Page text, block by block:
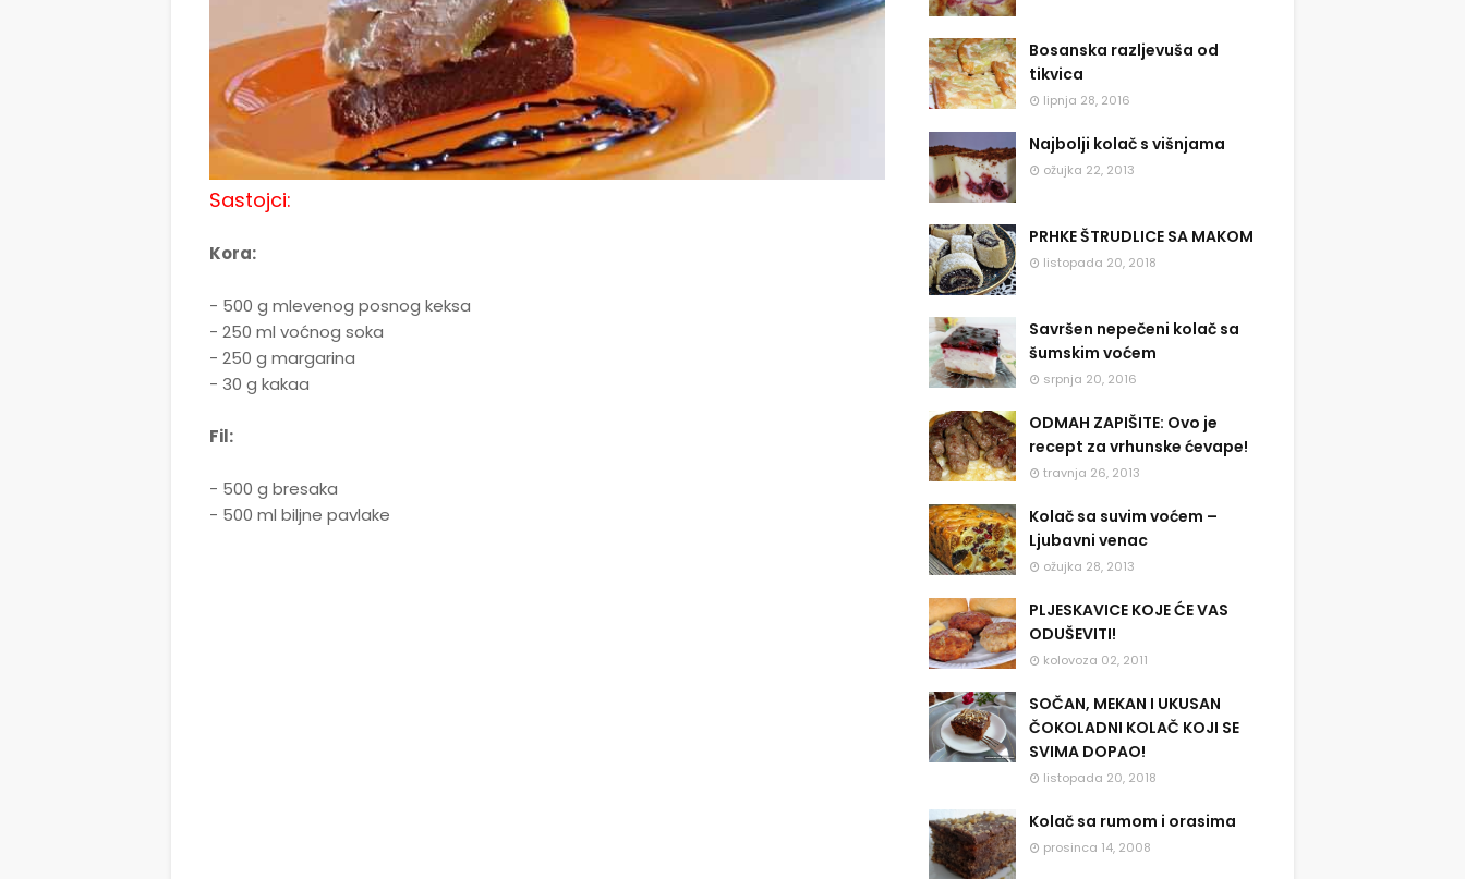
Sastojci:
Kora:
- 500 g mlevenog posnog keksa
- 250 ml voćnog soka
- 250 g margarina
- 30 g kakaa
Fil:
- 500 g bresaka
- 500 ml biljne pavlake
Bosanska razljevuša od
tikvica
lipnja 28, 2016
Najbolji kolač s višnjama
ožujka 22, 2013
PRHKE ŠTRUDLICE SA MAKOM
listopada 20, 2018
Savršen nepečeni kolač sa
šumskim voćem
srpnja 20, 2016
ODMAH ZAPIŠITE: Ovo je
recept za vrhunske ćevape!
travnja 26, 2013
Kolač sa suvim voćem –
Ljubavni venac
ožujka 28, 2013
PLJESKAVICE KOJE ĆE VAS
ODUŠEVITI!
kolovoza 02, 2011
SOČAN, MEKAN I UKUSAN
ČOKOLADNI KOLAČ KOJI SE
SVIMA DOPAO!
listopada 20, 2018
Kolač sa rumom i orasima
prosinca 14, 2008